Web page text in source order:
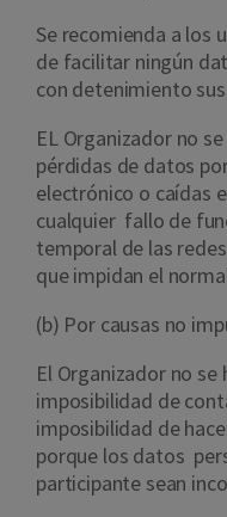
Se recomienda a los
de facilitar ningún
con detenimiento
EL Organizador no
pérdidas de datos
electrónico o caídas
cualquier fallo de
temporal de las
que impidan el
(b) Por causas no
El Organizador no se
imposibilidad de
imposibilidad de
porque los datos
participante sean